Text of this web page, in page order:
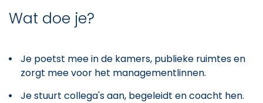
Wat doe je?
Je poetst mee in de kamers, publieke ruimtes en
zorgt mee voor het managementlinnen.
Je stuurt collega's aan, begeleidt en coacht hen.